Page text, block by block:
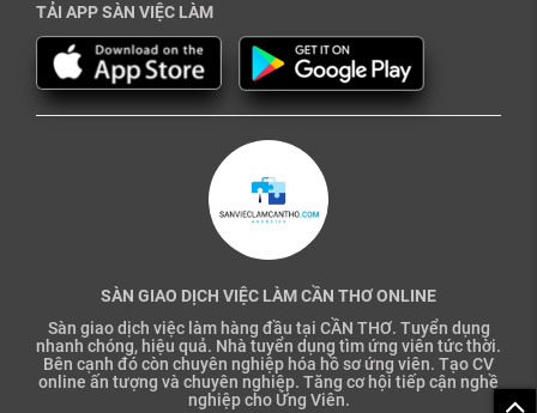
TẢI APP SÀN VIỆC LÀM
SÀN GIAO DỊCH VIỆC LÀM CẦN THƠ ONLINE
Sàn giao dịch việc làm hàng đầu tại CẦN THƠ. Tuyển dụng
nhanh chóng, hiệu quả. Nhà tuyển dụng tìm ứng viên tức thời.
Bên cạnh đó còn chuyên nghiệp hóa hồ sơ ứng viên. Tạo CV
online ấn tượng và chuyên nghiệp. Tăng cơ hội tiếp cận nghề
nghiệp cho Ứng Viên.